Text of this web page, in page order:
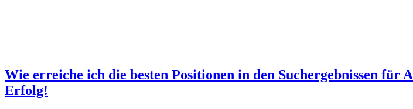
Wie erreiche ich die besten Positionen in den Suchergebnissen
Erfolg!